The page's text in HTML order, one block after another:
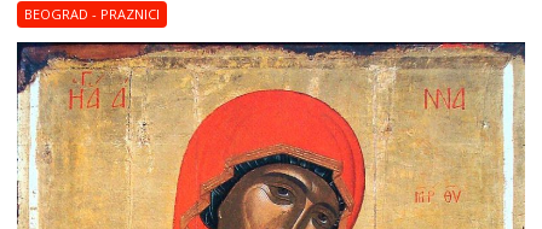
BEOGRAD - PRAZNICI